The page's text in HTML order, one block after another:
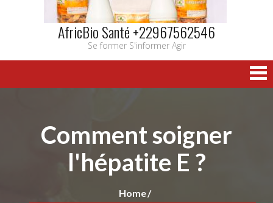
AfricBio Santé +22967562546
Se former S'informer Agir
Comment soigner
l'hépatite E ?
Home